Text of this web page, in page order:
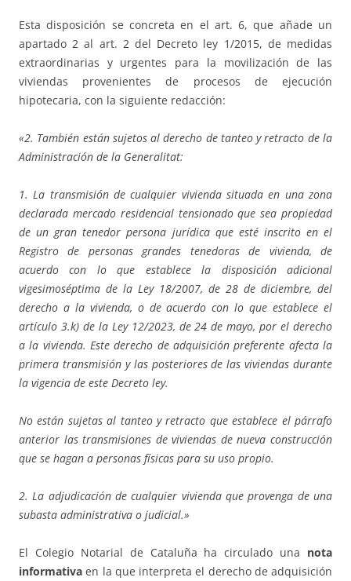
Esta disposición se concreta en el art. 6, que añade un
apartado 2 al art. 2 del Decreto ley 1/2015, de medidas
extraordinarias y urgentes para la movilización de las
viviendas provenientes de procesos de ejecución
hipotecaria, con la siguiente redacción:
«2. También están sujetos al derecho de tanteo y retracto de la
Administración de la Generalitat:
1. La transmisión de cualquier vivienda situada en una zona
declarada mercado residencial tensionado que sea propiedad
de un gran tenedor persona jurídica que esté inscrito en el
Registro de personas grandes tenedoras de vivienda, de
acuerdo con lo que establece la disposición adicional
vigesimoséptima de la Ley 18/2007, de 28 de diciembre, del
derecho a la vivienda, o de acuerdo con lo que establece el
artículo 3.k) de la Ley 12/2023, de 24 de mayo, por el derecho
a la vivienda. Este derecho de adquisición preferente afecta la
primera transmisión y las posteriores de las viviendas durante
la vigencia de este Decreto ley.
No están sujetas al tanteo y retracto que establece el párrafo
anterior las transmisiones de viviendas de nueva construcción
que se hagan a personas físicas para su uso propio.
2. La adjudicación de cualquier vivienda que provenga de una
subasta administrativa o judicial.»
El Colegio Notarial de Cataluña ha circulado una nota
informativa en la que interpreta el derecho de adquisición